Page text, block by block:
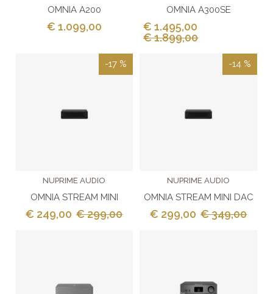
OMNIA A200
€ 1.099,00
OMNIA A300SE
€ 1.495,00
€ 1.899,00
-17 %
NUPRIME AUDIO
OMNIA STREAM MINI
€ 249,00 € 299,00
-14 %
NUPRIME AUDIO
OMNIA STREAM MINI DAC
€ 299,00 € 349,00